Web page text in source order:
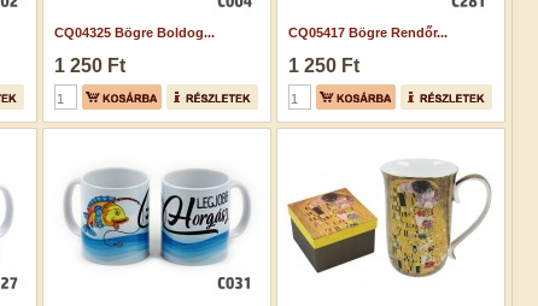
CQ04325 Bögre Boldog...
1 250 Ft
CQ05417 Bögre Rendőr...
1 250 Ft